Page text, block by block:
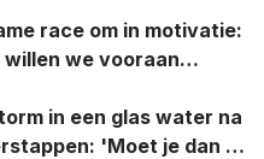
race om in motivatie:
we vooraan
in een glas water na
'Moet je dan blij